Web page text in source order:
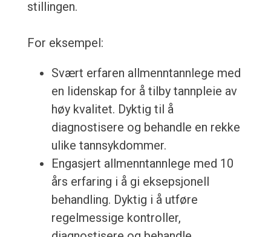
stillingen.
For eksempel:
Svært erfaren allmenntannlege med
en lidenskap for å tilby tannpleie av
høy kvalitet. Dyktig til å
diagnostisere og behandle en rekke
ulike tannsykdommer.
Engasjert allmenntannlege med 10
års erfaring i å gi eksepsjonell
behandling. Dyktig i å utføre
regelmessige kontroller,